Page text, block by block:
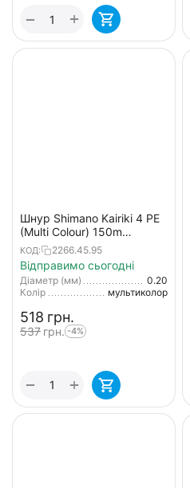
+
−
Шнур Shimano Kairiki 4 PE
(Multi Colour) 150m
0.20mm 13.8kg
КОД: 2266.45.95
Відправимо сьогодні
Діаметр (мм)
0.20
Колір
мультиколор
‍518‍ грн.
‍537‍ грн. -4%
+
−